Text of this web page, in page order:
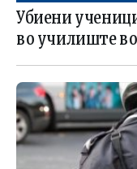
Убиени
во училиште во